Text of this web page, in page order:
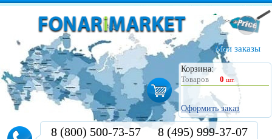
Мои заказы
Корзина:
Товаров
0 шт.
Оформить заказ
8 (800) 500-73-57 8 (495) 999-37-07